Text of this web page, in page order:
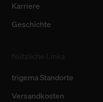
Karriere
Geschichte
trigema Standorte
Versandkosten